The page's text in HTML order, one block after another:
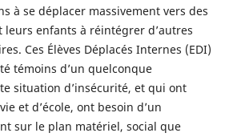
à se déplacer massivement vers des
leurs enfants à réintégrer d’autres
Ces Élèves Déplacés Internes (EDI)
témoins d’un quelconque
situation d’insécurité, et qui ont
et d’école, ont besoin d’un
sur le plan matériel, social que